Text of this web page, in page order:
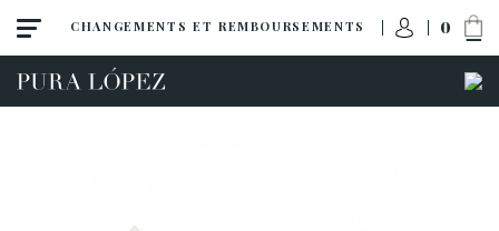
CHANGEMENTS ET REMBOURSEMENTS 0